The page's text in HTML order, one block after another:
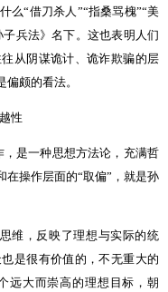
么“借刀杀人”“指桑骂槐”“美
兵法》名下。这也表明人们
从阴谋诡计、诡诈欺骗的层
颇的看法。
性
是一种思想方法论，充满哲
在操作层面的“取偏”，就是孙
维，反映了理想与实际的统
是很有价值的，不无重大的
远大而崇高的理想目标，朝